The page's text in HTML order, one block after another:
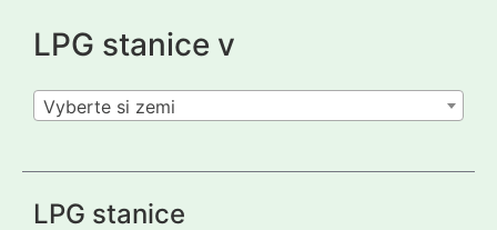
LPG stanice v
Vyberte si zemi
LPG stanice